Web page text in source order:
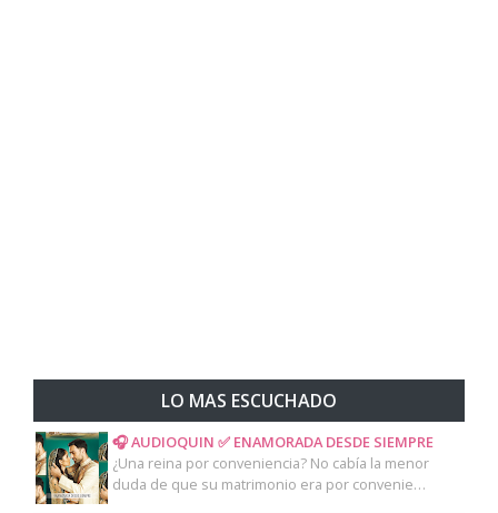
LO MAS ESCUCHADO
🎧 AUDIOQUIN ✅ ENAMORADA DESDE SIEMPRE
¿Una reina por conveniencia? No cabía la menor
duda de que su matrimonio era por convenie…